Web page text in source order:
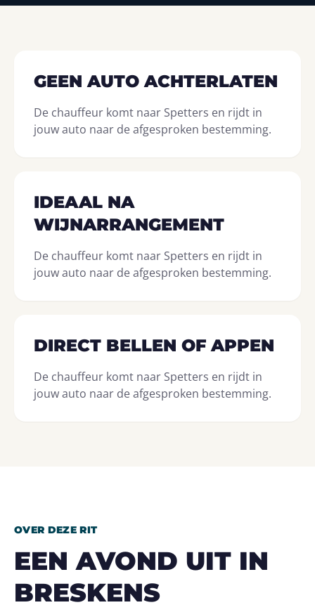
GEEN AUTO ACHTERLATEN
De chauffeur komt naar Spetters en rijdt in
jouw auto naar de afgesproken bestemming.
IDEAAL NA
WIJNARRANGEMENT
De chauffeur komt naar Spetters en rijdt in
jouw auto naar de afgesproken bestemming.
DIRECT BELLEN OF APPEN
De chauffeur komt naar Spetters en rijdt in
jouw auto naar de afgesproken bestemming.
OVER DEZE RIT
EEN AVOND UIT IN
BRESKENS